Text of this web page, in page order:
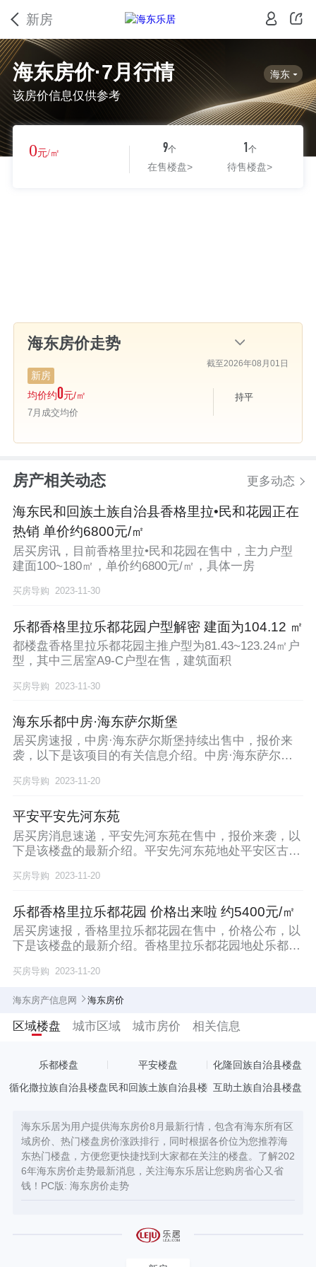
新房
海东房价·7月行情
该房价信息仅供参考
海东
0元/㎡ 9个
在售楼盘>
1个
待售楼盘>
截至2026年08月01日
新房
均价约0元/㎡
7月成交均价
持平
房产相关动态 更多动态
海东民和回族土族自治县香格里拉•民和花园正在
热销 单价约6800元/㎡
居买房讯，目前香格里拉•民和花园在售中，主力户型
建面100~180㎡，单价约6800元/㎡，具体一房
买房导购 2023-11-30
乐都香格里拉乐都花园户型解密 建面为104.12 ㎡
都楼盘香格里拉乐都花园主推户型为81.43~123.24㎡户
型，其中三居室A9-C户型在售，建筑面积
买房导购 2023-11-30
海东乐都中房·海东萨尔斯堡
居买房速报，中房·海东萨尔斯堡持续出售中，报价来
袭，以下是该项目的有关信息介绍。中房·海东萨尔斯
买房导购 2023-11-20
平安平安先河东苑
居买房消息速递，平安先河东苑在售中，报价来袭，以
下是该楼盘的最新介绍。平安先河东苑地处平安区古驿
买房导购 2023-11-20
乐都香格里拉乐都花园 价格出来啦 约5400元/㎡
居买房速报，香格里拉乐都花园在售中，价格公布，以
下是该楼盘的最新介绍。香格里拉乐都花园地处乐都区
买房导购 2023-11-20
海东房产信息网 海东房价
区域楼盘 城市区域 城市房价 相关信息
乐都楼盘 平安楼盘 化隆回族自治县楼盘
循化撒拉族自治县楼盘民和回族土族自治县楼 互助土族自治县楼盘
海东乐居为用户提供海东房价8月最新行情，包含有海东所有区
域房价、热门楼盘房价涨跌排行，同时根据各价位为您推荐海
东热门楼盘，方便您更快捷找到大家都在关注的楼盘。了解202
6年海东房价走势最新消息，关注海东乐居让您购房省心又省
钱！PC版: 海东房价走势